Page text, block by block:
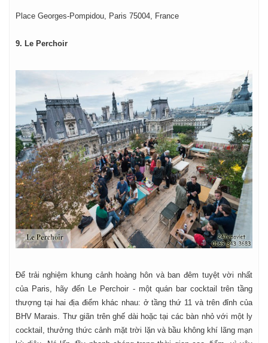
Place Georges-Pompidou, Paris 75004, France
9. Le Perchoir
Để trải nghiệm khung cảnh hoàng hôn và ban đêm tuyệt vời nhất
của Paris, hãy đến Le Perchoir - một quán bar cocktail trên tầng
thượng tại hai địa điểm khác nhau: ở tầng thứ 11 và trên đỉnh của
BHV Marais. Thư giãn trên ghế dài hoặc tại các bàn nhỏ với một ly
cocktail, thưởng thức cảnh mặt trời lặn và bầu không khí lãng mạn